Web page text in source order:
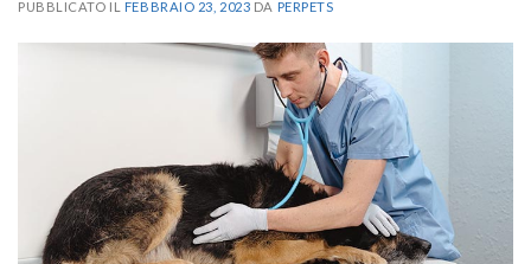
PUBBLICATO IL FEBBRAIO 23, 2023 DA PERPETS